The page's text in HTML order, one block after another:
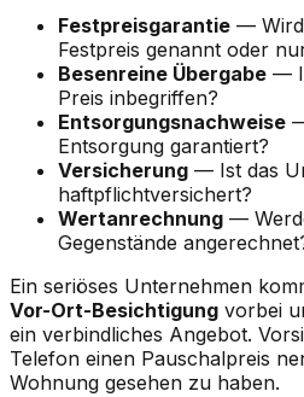
Festpreisgarantie —
Festpreis genannt oder
Besenreine Übergabe —
Preis inbegriffen?
Entsorgungsnachweise
Entsorgung garantiert?
Versicherung — Ist das
haftpflichtversichert?
Wertanrechnung —
Gegenstände
Ein seriöses Unternehmen
Vor-Ort-Besichtigung vorbei
ein verbindliches Angebot.
Telefon einen Pauschalpreis
Wohnung gesehen zu haben.